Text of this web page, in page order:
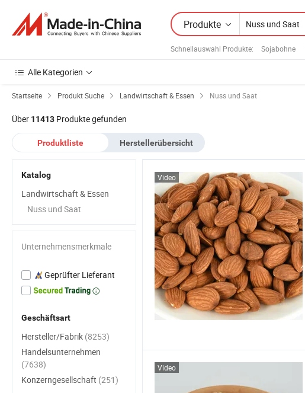
Produkte
Schnellauswahl Produkte: Sojabohne
Alle Kategorien
Startseite Produkt Suche Landwirtschaft & Essen Nuss und Saat
Über 11413 Produkte gefunden
Produktliste Herstellerübersicht
Video
Video
Katalog
Landwirtschaft & Essen
Nuss und Saat
Unternehmensmerkmale
Geprüfter Lieferant
Geschäftsart
Hersteller/Fabrik (8253)
Handelsunternehmen
(7638)
Konzerngesellschaft (251)